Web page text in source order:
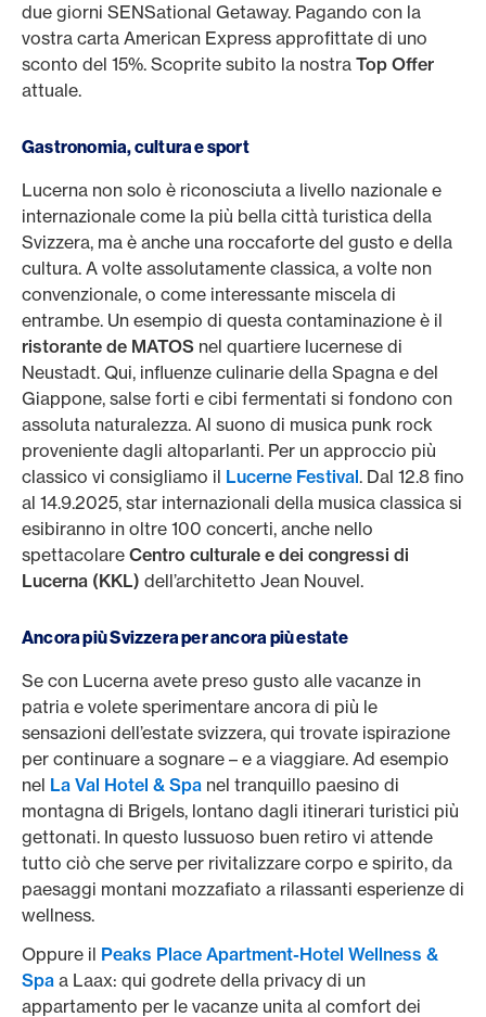
due giorni SENSational Getaway. Pagando con la
vostra carta American Express approfittate di uno
sconto del 15%. Scoprite subito la nostra Top Offer
attuale.
Gastronomia, cultura e sport
Lucerna non solo è riconosciuta a livello nazionale e
internazionale come la più bella città turistica della
Svizzera, ma è anche una roccaforte del gusto e della
cultura. A volte assolutamente classica, a volte non
convenzionale, o come interessante miscela di
entrambe. Un esempio di questa contaminazione è il
ristorante de MATOS nel quartiere lucernese di
Neustadt. Qui, influenze culinarie della Spagna e del
Giappone, salse forti e cibi fermentati si fondono con
assoluta naturalezza. Al suono di musica punk rock
proveniente dagli altoparlanti. Per un approccio più
classico vi consigliamo il Lucerne Festival. Dal 12.8 fino
al 14.9.2025, star internazionali della musica classica si
esibiranno in oltre 100 concerti, anche nello
spettacolare Centro culturale e dei congressi di
Lucerna (KKL) dell’architetto Jean Nouvel.
Ancora più Svizzera per ancora più estate
Se con Lucerna avete preso gusto alle vacanze in
patria e volete sperimentare ancora di più le
sensazioni dell’estate svizzera, qui trovate ispirazione
per continuare a sognare – e a viaggiare. Ad esempio
nel La Val Hotel & Spa nel tranquillo paesino di
montagna di Brigels, lontano dagli itinerari turistici più
gettonati. In questo lussuoso buen retiro vi attende
tutto ciò che serve per rivitalizzare corpo e spirito, da
paesaggi montani mozzafiato a rilassanti esperienze di
wellness.
Oppure il Peaks Place Apartment-Hotel Wellness &
Spa a Laax: qui godrete della privacy di un
appartamento per le vacanze unita al comfort dei